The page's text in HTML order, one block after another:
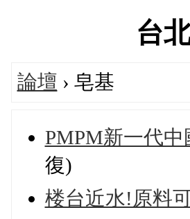
台
論壇 › 皂基
​PMPM新一代
復)
楼台近水!原料